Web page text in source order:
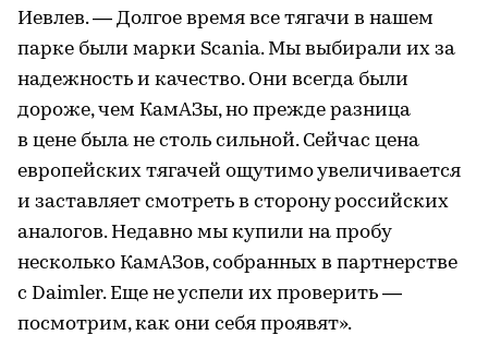
Иевлев. — Долгое время все тягачи в нашем
парке были марки Scania. Мы выбирали их за
надежность и качество. Они всегда были
дороже, чем КамАЗы, но прежде разница
в цене была не столь сильной. Сейчас цена
европейских тягачей ощутимо увеличивается
и заставляет смотреть в сторону российских
аналогов. Недавно мы купили на пробу
несколько КамАЗов, собранных в партнерстве
с Daimler. Еще не успели их проверить —
посмотрим, как они себя проявят».